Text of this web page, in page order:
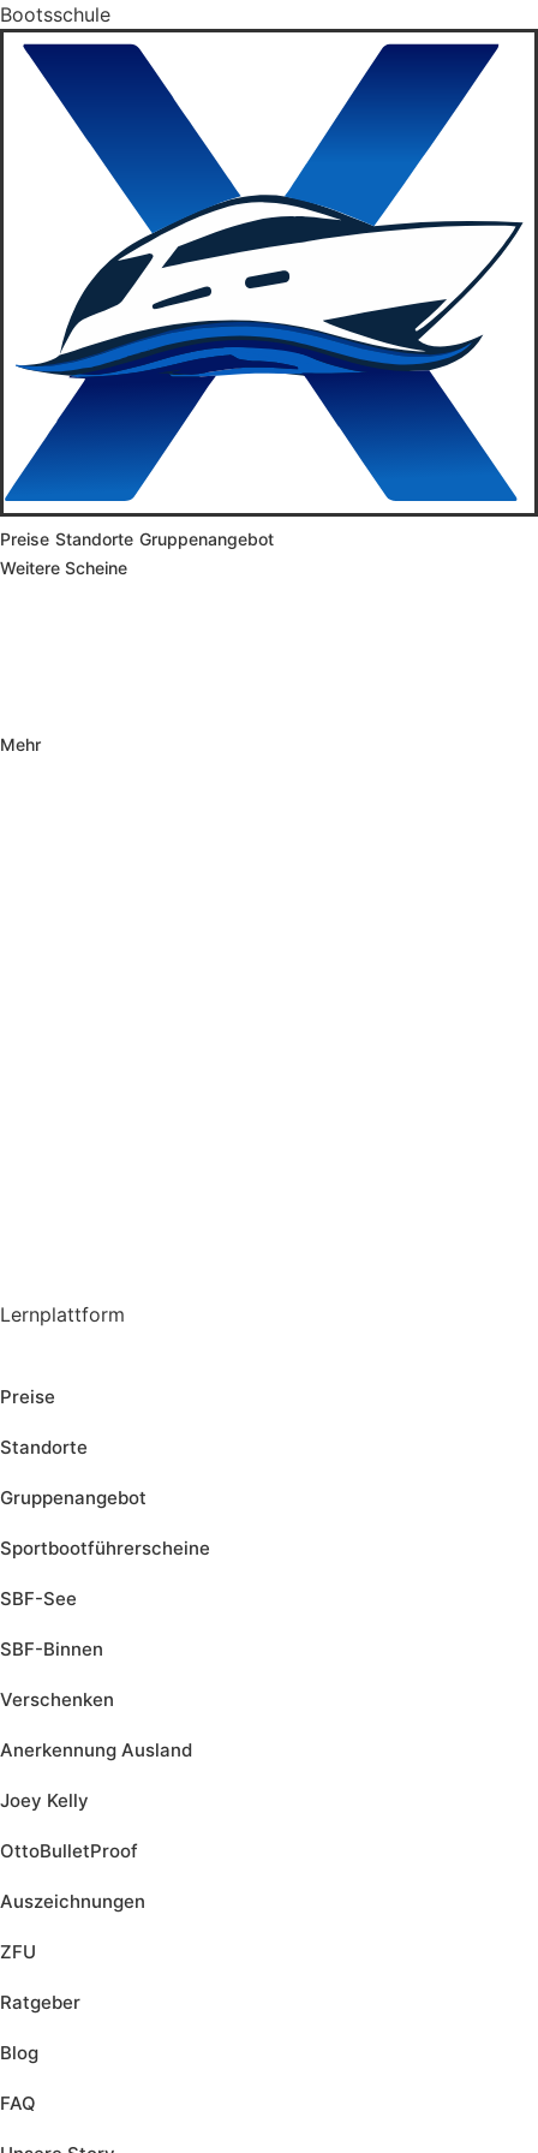
Bootsschule
Preise Standorte Gruppenangebot
Weitere Scheine
Mehr
Lernplattform
Preise
Standorte
Gruppenangebot
Sportbootführerscheine
SBF-See
SBF-Binnen
Verschenken
Anerkennung Ausland
Joey Kelly
OttoBulletProof
Auszeichnungen
ZFU
Ratgeber
Blog
FAQ